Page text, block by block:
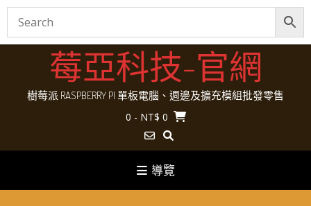
Skip
莓亞科技-官網
樹莓派 RASPBERRY PI 單板電腦、週邊及擴充模組批發零售
0 - NT$ 0
導覽